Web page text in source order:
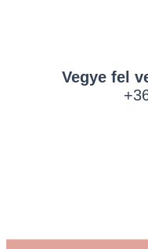
Vegye fel